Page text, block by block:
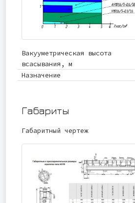
Вакууметрическая высота
всасывания, м
Назначение
Габариты
Габаритный чертеж